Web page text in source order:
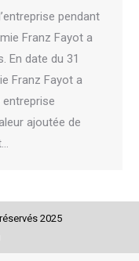
pendant
Franz Fayot a
En date du 31
Franz Fayot a
entreprise
ajoutée de
2025